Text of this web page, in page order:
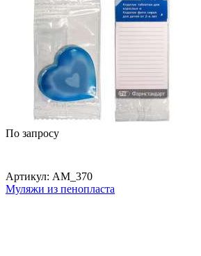
По запросу
Артикул: AM_370
Муляжи из пенопласта